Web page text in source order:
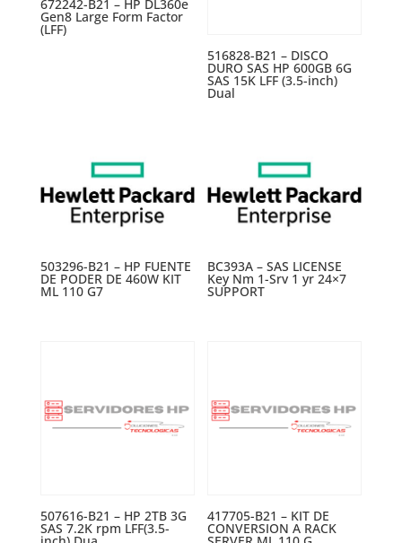
672242-B21 – HP DL360e
Gen8 Large Form Factor
(LFF)
516828-B21 – DISCO
DURO SAS HP 600GB 6G
SAS 15K LFF (3.5-inch)
Dual
503296-B21 – HP FUENTE
DE PODER DE 460W KIT
ML 110 G7
BC393A – SAS LICENSE
Key Nm 1-Srv 1 yr 24×7
SUPPORT
507616-B21 – HP 2TB 3G
SAS 7.2K rpm LFF(3.5-
417705-B21 – KIT DE
CONVERSION A RACK